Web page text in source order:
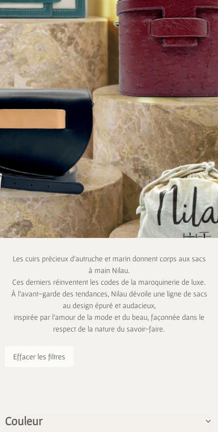
Les cuirs précieux d’autruche et marin donnent corps aux sacs
à main Nilau.
Ces derniers réinventent les codes de la maroquinerie de luxe.
À l’avant-garde des tendances, Nilau dévoile une ligne de sacs
au design épuré et audacieux,
inspirée par l’amour de la mode et du beau, façonnée dans le
respect de la nature du savoir-faire.
Effacer les filtres
Couleur